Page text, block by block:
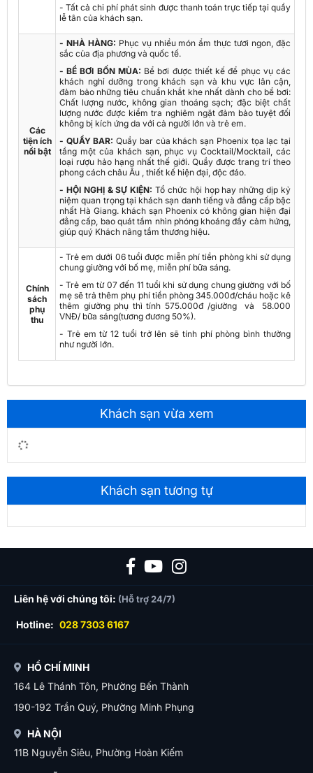
- Tất cả chi phí phát sinh được thanh toán trực tiếp tại quầy
lễ tân của khách sạn.
Các
tiện ích
nổi bật
- NHÀ HÀNG: Phục vụ nhiều món ẩm thực tươi ngon, đặc
sắc của địa phương và quốc tế.
- BỂ BƠI BỐN MÙA: Bể bơi được thiết kế để phục vụ các
khách nghỉ dưỡng trong khách sạn và khu vực lân cận,
đảm bảo những tiêu chuẩn khắt khe nhất dành cho bể bơi:
Chất lượng nước, không gian thoáng sạch; đặc biệt chất
lượng nước được kiểm tra nghiêm ngặt đảm bảo tuyệt đối
không bị kích ứng da với cả người lớn và trẻ em.
- QUẦY BAR: Quầy bar của khách sạn Phoenix tọa lạc tại
tầng một của khách sạn, phục vụ Cocktail/Mocktail, các
loại rượu hảo hạng nhất thế giới. Quầy được trang trí theo
phong cách châu Âu , thiết kế hiện đại, độc đáo.
- HỘI NGHỊ & SỰ KIỆN: Tổ chức hội họp hay những dịp kỷ
niệm quan trọng tại khách sạn danh tiếng và đẳng cấp bậc
nhất Hà Giang. khách sạn Phoenix có không gian hiện đại
đẳng cấp, bao quát tầm nhìn phóng khoáng đầy cảm hứng,
giúp quý Khách nâng tầm thương hiệu.
Chính
sách
phụ
thu
- Trẻ em dưới 06 tuổi được miễn phí tiền phòng khi sử dụng
chung giường với bố mẹ, miễn phí bữa sáng.
- Trẻ em từ 07 đến 11 tuổi khi sử dụng chung giường với bố
mẹ sẽ trả thêm phụ phí tiền phòng 345.000đ/cháu hoặc kê
thêm giường phụ thì tính 575.000đ /giường và 58.000
VNĐ/ bữa sáng(tương đương 50%).
- Trẻ em từ 12 tuổi trở lên sẽ tính phí phòng bình thường
như người lớn.
Khách sạn vừa xem
Khách sạn tương tự
Liên hệ với chúng tôi: (Hỗ trợ 24/7)
Hotline: 028 7303 6167
HỒ CHÍ MINH
164 Lê Thánh Tôn, Phường Bến Thành
190-192 Trần Quý, Phường Minh Phụng
HÀ NỘI
11B Nguyễn Siêu, Phường Hoàn Kiếm